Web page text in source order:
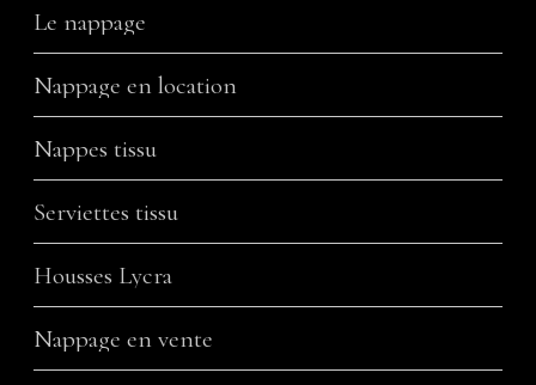
Le nappage
Nappage en location
Nappes tissu
Serviettes tissu
Housses Lycra
Nappage en vente